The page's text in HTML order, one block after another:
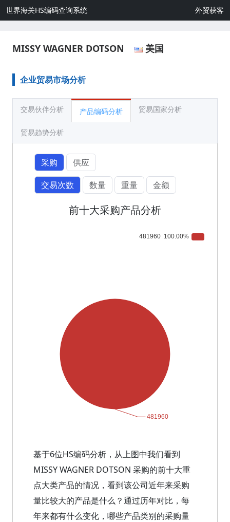
世界海关HS编码查询系统 外贸获客
MISSY WAGNER DOTSON 美国
企业贸易市场分析
交易伙伴分析 产品编码分析 贸易国家分析
贸易趋势分析
采购
供应
交易次数
数量 重量 金额
前十大采购产品分析
基于6位HS编码分析，从上图中我们看到
MISSY WAGNER DOTSON 采购的前十大重
点大类产品的情况，看到该公司近年来采购
量比较大的产品是什么？通过历年对比，每
年来都有什么变化，哪些产品类别的采购量